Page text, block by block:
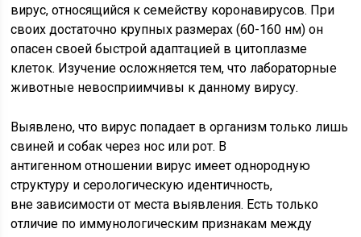
вирус, относящийся к семейству коронавирусов. При
своих достаточно крупных размерах (60-160 нм) он
опасен своей быстрой адаптацией в цитоплазме
клеток. Изучение осложняется тем, что лабораторные
животные невосприимчивы к данному вирусу.
Выявлено, что вирус попадает в организм только лишь
свиней и собак через нос или рот. В
антигенном отношении вирус имеет однородную
структуру и серологическую идентичность,
вне зависимости от места выявления. Есть только
отличие по иммунологическим признакам между